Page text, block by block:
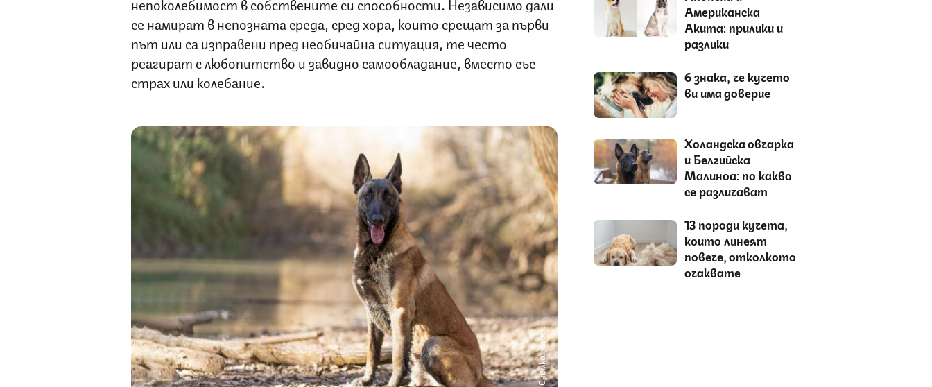
се намират в непозната среда, сред хора, които срещат за първи
път или са изправени пред необичайна ситуация, те често
реагират с любопитство и завидно самообладание, вместо със
страх или колебание.
Снимка: iStock
Американска
Акита: прилики и
разлики
6 знака, че кучето
ви има доверие
Холандска овчарка
и Белгийска
Малиноа: по какво
се различават
13 породи кучета,
които линеят
повече, отколкото
очаквате